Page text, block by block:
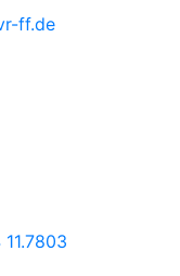
ff.de
11.7803